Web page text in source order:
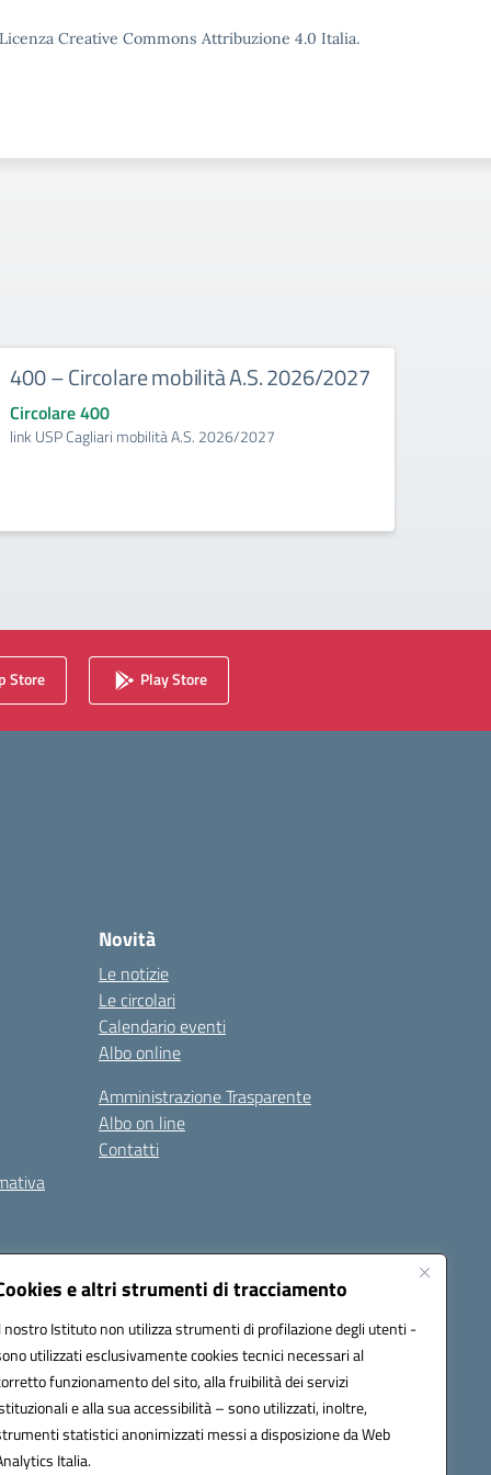
e altri strumenti di tracciamento
nostro Istituto non utilizza strumenti di profilazione degli utenti -
utilizzati esclusivamente cookies tecnici necessari al
funzionamento del sito, alla fruibilità dei servizi
e alla sua accessibilità – sono utilizzati, inoltre,
statistici anonimizzati messi a disposizione da Web
Italia.
Creative Commons Attribuzione 4.0 Italia.
400 – Circolare mobilità A.S. 2026/2027
Circolare 400
link USP Cagliari mobilità A.S. 2026/2027
Store Play Store
Novità
Le notizie
Le circolari
Calendario eventi
Albo online
Amministrazione Trasparente
Albo on line
Contatti